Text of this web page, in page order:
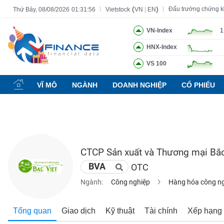
Thứ Bảy, 08/08/2026 01:31:57 Vietstock (VN EN) Đấu trường chứng
VN-Index
HNX-Index
VS 100
VĨ MÔ NGÀNH DOANH NGHIỆP CỔ PHIẾU
CTCP Sản xuất và Thương mại
BVA OTC
Ngành: Công nghiệp Hàng hóa công
Tổng quan Giao dịch Kỹ thuật Tài chính Xếp hạng
Tất cả Tính năng Ngành Mã chứng khoán Lãnh đạo
Tính
năng
(-)
KHOÁN
NGHIỆP